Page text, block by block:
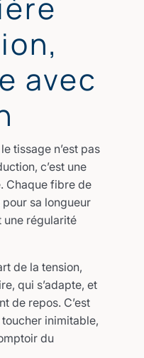
avec
tissage n’est pas
c’est une
Chaque fibre de
sa longueur
une régularité
de la tension,
qui s’adapte, et
de repos. C’est
inimitable,
du